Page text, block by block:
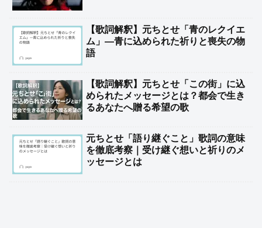
【歌詞解釈】元ちとせ「青のレクイエ
ム」—青に込められた祈りと喪失の物
語
【歌詞解釈】元ちとせ「この街」に込
められたメッセージとは？都会で生き
るあなたへ贈る希望の歌
元ちとせ「語り継ぐこと」歌詞の意味
を徹底考察｜受け継ぐ想いと祈りのメ
ッセージとは